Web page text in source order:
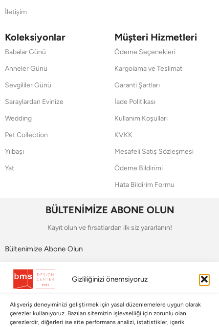
Gizliliğinizi önemsiyoruz
Alışveriş deneyiminizi geliştirmek için yasal düzenlemelere uygun olarak
çerezler kullanıyoruz. Bazıları sitemizin işlevselliği için zorunlu olan
çerezlerdir, diğerleri ise site performans analizi, istatistikler, içerik
İletişim
Koleksiyonlar
Babalar Günü
Anneler Günü
Sevgililer Günü
Saraylardan Evinize
Wedding
Pet Collection
Yılbaşı
Yat
Müşteri Hizmetleri
Ödeme Seçenekleri
Kargolama ve Teslimat
Garanti Şartları
İade Politikası
Kullanım Koşulları
KVKK
Mesafeli Satış Sözleşmesi
Ödeme Bildirimi
Hata Bildirim Formu
BÜLTENİMİZE ABONE OLUN
Kayıt olun ve fırsatlardan ilk siz yararlanın!
Bültenimize Abone Olun